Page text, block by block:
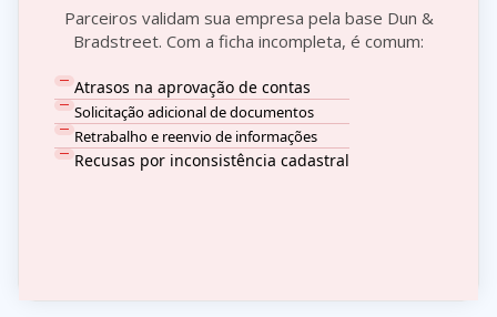
Parceiros validam sua empresa pela base Dun &
Bradstreet. Com a ficha incompleta, é comum:
Atrasos na aprovação de contas
Solicitação adicional de documentos
Retrabalho e reenvio de informações
Recusas por inconsistência cadastral